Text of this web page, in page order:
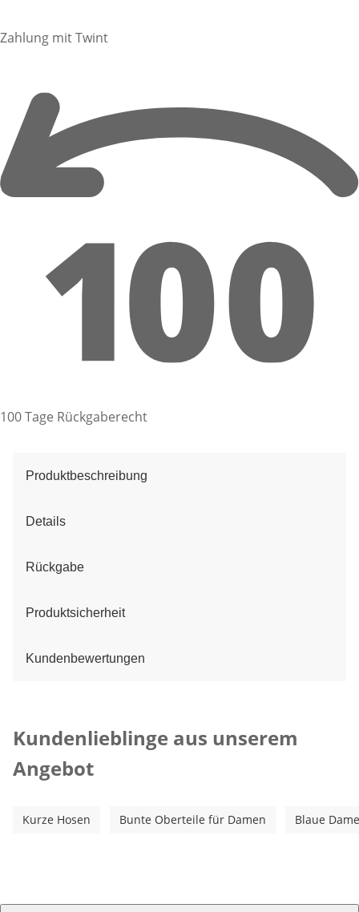
Zahlung mit Twint
100 Tage Rückgaberecht
Produktbeschreibung
Details
Rückgabe
Produktsicherheit
Kundenbewertungen
Kundenlieblinge aus unserem
Angebot
Kurze Hosen Bunte Oberteile für Damen Blaue